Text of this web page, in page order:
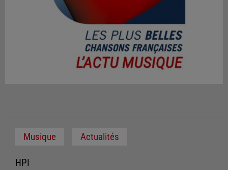
Musique Actualités
HPI